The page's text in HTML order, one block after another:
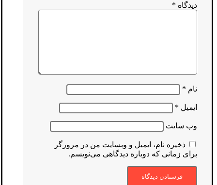
دیدگاه *
نام *
ایمیل *
وب‌ سایت
ذخیره نام، ایمیل و وبسایت من در مرورگر
برای زمانی که دوباره دیدگاهی می‌نویسم.